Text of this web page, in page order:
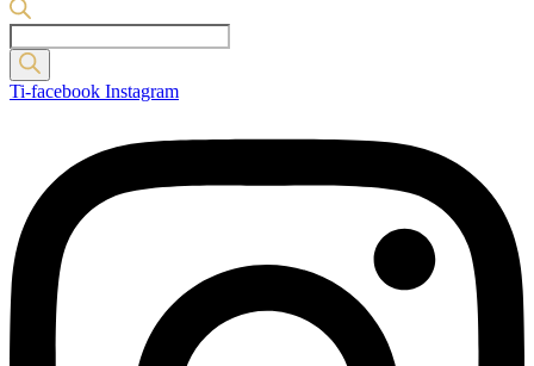
Products
search
Ti-facebook Instagram